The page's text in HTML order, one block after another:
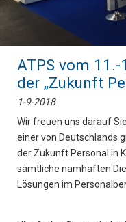
ATPS vom
der „Zukunft
1-9-2018
Wir freuen uns darauf
einer von Deutschlands
der Zukunft Personal in
sämtliche namhaften
Lösungen im